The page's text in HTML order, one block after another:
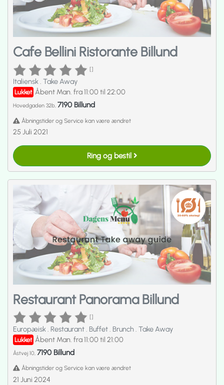
Cafe Bellini Ristorante Billund
[]
Italiensk. Take Away
Lukket Åbent Man. fra 11:00 til 22:00
Hovedgaden 32b, 7190 Billund
Åbningstider og Service kan være ændret
25 Juli 2021
Ring og bestil
Restaurant Panorama Billund
[]
Europæisk. Restaurant. Buffet. Brunch . Take Away
Lukket Åbent Man. fra 11:00 til 21:00
Åstvej 10, 7190 Billund
Åbningstider og Service kan være ændret
21 Juni 2024